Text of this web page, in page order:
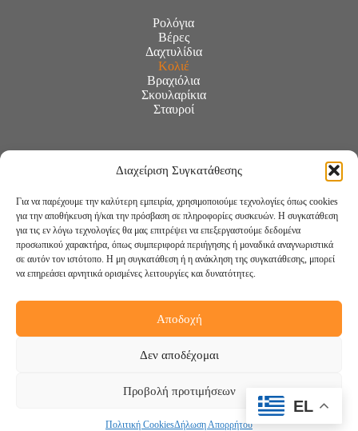
Διαχείριση Συγκατάθεσης
Για να παρέχουμε την καλύτερη εμπειρία, χρησιμοποιούμε τεχνολογίες όπως cookies
για την αποθήκευση ή/και την πρόσβαση σε πληροφορίες συσκευών. Η συγκατάθεση
για τις εν λόγω τεχνολογίες θα μας επιτρέψει να επεξεργαστούμε δεδομένα
προσωπικού χαρακτήρα, όπως συμπεριφορά περιήγησης ή μοναδικά αναγνωριστικά
σε αυτόν τον ιστότοπο. Η μη συγκατάθεση ή η ανάκληση της συγκατάθεσης, μπορεί
να επηρεάσει αρνητικά ορισμένες λειτουργίες και δυνατότητες.
Αποδοχή
Δεν αποδέχομαι
Προβολή προτιμήσεων
Πολιτική CookiesΔήλωση Απορρήτου
Ρολόγια
Βέρες
Δαχτυλίδια
Κολιέ
Βραχιόλια
Σκουλαρίκια
Σταυροί
EL